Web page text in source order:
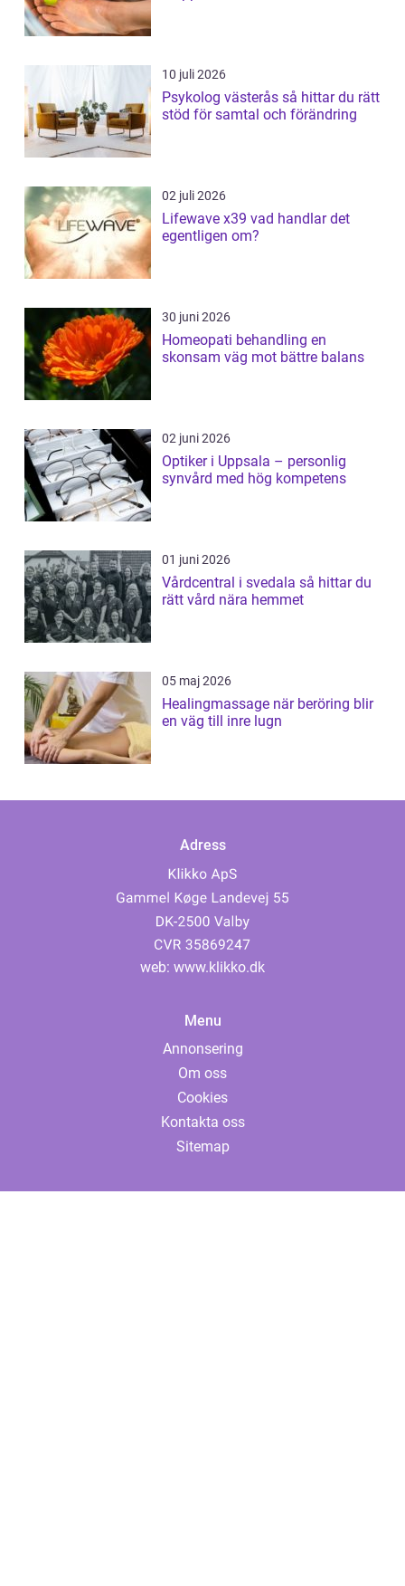
10 juli 2026
Psykolog västerås så hittar du rätt
stöd för samtal och förändring
02 juli 2026
Lifewave x39 vad handlar det
egentligen om?
30 juni 2026
Homeopati behandling en
skonsam väg mot bättre balans
02 juni 2026
Optiker i Uppsala – personlig
synvård med hög kompetens
01 juni 2026
Vårdcentral i svedala så hittar du
rätt vård nära hemmet
05 maj 2026
Healingmassage när beröring blir
en väg till inre lugn
Adress
web: www.klikko.dk
Menu
Annonsering
Om oss
Cookies
Kontakta oss
Sitemap